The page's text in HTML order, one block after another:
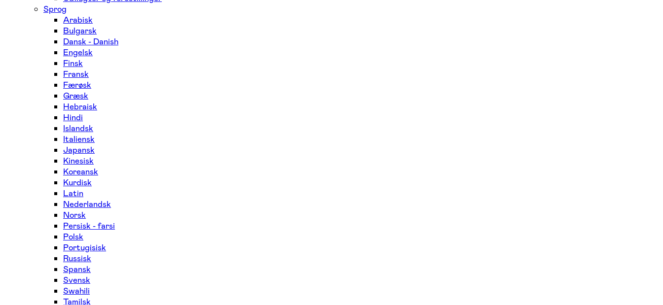
Sprog
Arabisk
Bulgarsk
Dansk - Danish
Engelsk
Finsk
Fransk
Færøsk
Græsk
Hebraisk
Hindi
Islandsk
Italiensk
Japansk
Kinesisk
Koreansk
Kurdisk
Latin
Nederlandsk
Norsk
Persisk - farsi
Polsk
Portugisisk
Russisk
Spansk
Svensk
Swahili
Tamilsk